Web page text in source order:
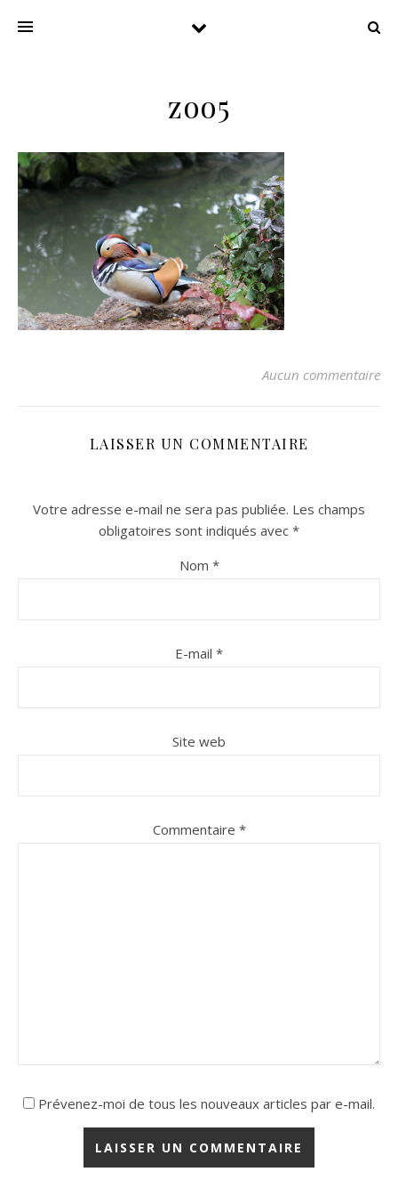
zoo5
Aucun commentaire
LAISSER UN COMMENTAIRE
Votre adresse e-mail ne sera pas publiée. Les champs
obligatoires sont indiqués avec *
Nom *
E-mail *
Site web
Commentaire *
Prévenez-moi de tous les nouveaux articles par e-mail.